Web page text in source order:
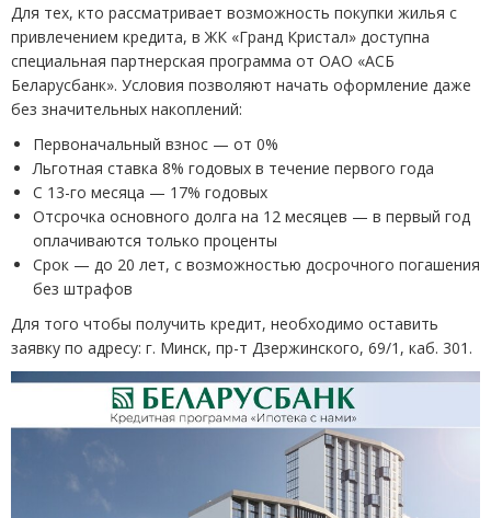
Для тех, кто рассматривает возможность покупки жилья с
привлечением кредита, в ЖК «Гранд Кристал» доступна
специальная партнерская программа от ОАО «АСБ
Беларусбанк». Условия позволяют начать оформление даже
без значительных накоплений:
Первоначальный взнос — от 0%
Льготная ставка 8% годовых в течение первого года
С 13-го месяца — 17% годовых
Отсрочка основного долга на 12 месяцев — в первый год
оплачиваются только проценты
Срок — до 20 лет, с возможностью досрочного погашения
без штрафов
Для того чтобы получить кредит, необходимо оставить
заявку по адресу: г. Минск, пр-т Дзержинского, 69/1, каб. 301.